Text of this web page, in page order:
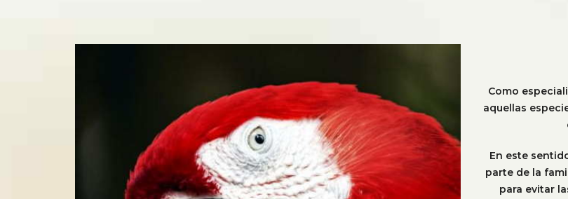
Como
aquellas
En este
parte de la
para evitar